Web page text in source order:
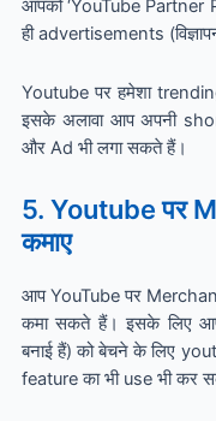
आपको ‘YouTube Partner
ही advertisements
Youtube पर हमेशा
इसके अलावा आप अपनी
और Ad भी लगा सकते हैं।
5. Youtube पर
कमाए
आप YouTube पर
कमा सकते हैं। इसके लिए
बनाई हैं) को बेचने के लिए
feature का भी use भी कर